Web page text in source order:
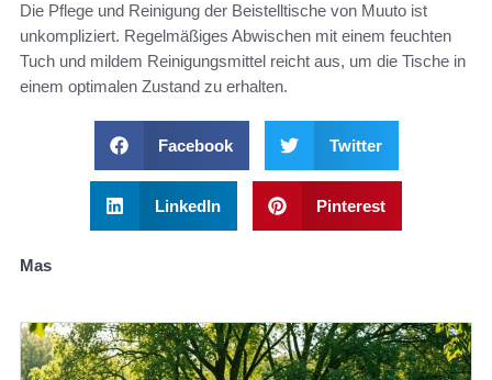
Die Pflege und Reinigung der Beistelltische von Muuto ist
unkompliziert. Regelmäßiges Abwischen mit einem feuchten
Tuch und mildem Reinigungsmittel reicht aus, um die Tische in
einem optimalen Zustand zu erhalten.
Facebook Twitter
LinkedIn Pinterest
Mas